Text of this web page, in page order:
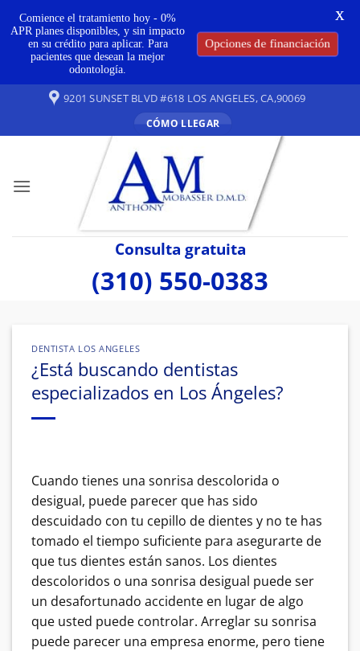
contenido
9201 SUNSET BLVD #618 LOS ANGELES, CA,90069
CÓMO LLEGAR
Consulta gratuita
(310) 550-0383
DENTISTA LOS ANGELES
¿Está buscando dentistas
especializados en Los Ángeles?
Cuando tienes una sonrisa descolorida o
desigual, puede parecer que has sido
descuidado con tu cepillo de dientes y no te has
tomado el tiempo suficiente para asegurarte de
que tus dientes están sanos. Los dientes
descoloridos o una sonrisa desigual puede ser
un desafortunado accidente en lugar de algo
que usted puede controlar. Arreglar su sonrisa
puede parecer una empresa enorme, pero tiene
Comience el tratamiento hoy - 0%
APR planes disponibles, y sin impacto
en su crédito para aplicar. Para
pacientes que desean la mejor
odontología.
Opciones de financiación
X